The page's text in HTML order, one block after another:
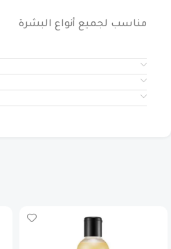
مناسب لجميع أنواع البشرة